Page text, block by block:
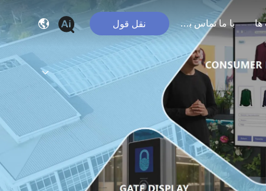
ها با ما تماس بگیرید نقل قول